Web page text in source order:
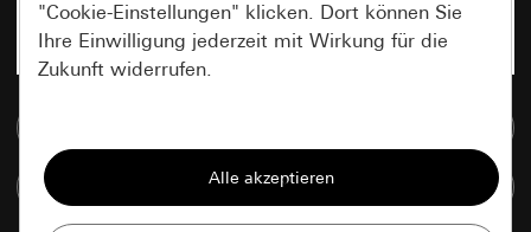
Artikel vergleichen
"Cookie-Einstellungen" klicken. Dort können Sie
Ihre Einwilligung jederzeit mit Wirkung für die
Zukunft widerrufen.
Alle Cookies, die wir benötigen um Ihnen die
Seite anzeigen zu können.